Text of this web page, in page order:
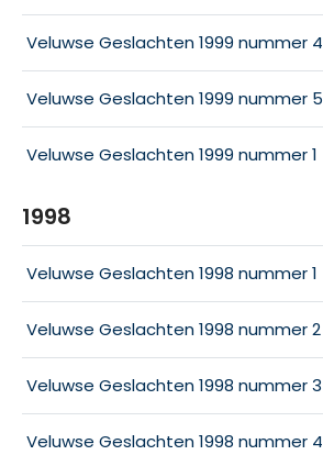
Veluwse Geslachten 1999 nummer 4
Veluwse Geslachten 1999 nummer 5
Veluwse Geslachten 1999 nummer 1
1998
Veluwse Geslachten 1998 nummer 1
Veluwse Geslachten 1998 nummer 2
Veluwse Geslachten 1998 nummer 3
Veluwse Geslachten 1998 nummer 4